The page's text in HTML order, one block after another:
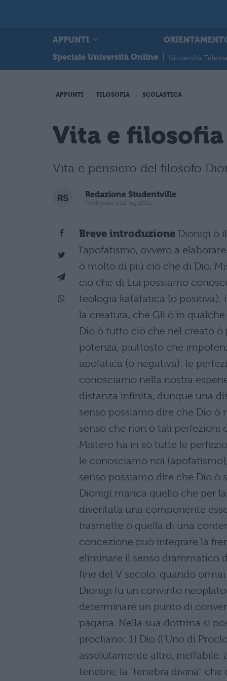
APPUNTI
Speciale Università Online
Università
APPUNTI FILOSOFIA SCOLASTICA
Vita e
Vita e pensiero del filosofo
Redazione Studentville
Pubblicato il 12 lug 2011
Breve introduzione Dionigi ò
l’apofatismo, ovvero a
ò molto di più ciò che di Dio,
ciò che di Lui possiamo
teologia katafatica (o positiva):
la creatura, che Gli ò in
Dio ò tutto ciò che nel creato
potenza, piuttosto che
apofatica (o negativa): le
conosciamo nella nostra
distanza infinita, dunque una
senso possiamo dire che Dio
senso che non ò tali perfezioni
Mistero ha in sò tutte le
le conosciamo noi
senso possiamo dire che Dio
Dionigi manca quello che per
diventata una componente
trasmette ò quella di una
concezione può integrare la
eliminare il senso drammatico
fine del V secolo, quando
Dionigi fu un convinto
determinare un punto di
pagana. Nella sua dottrina si
procliano: 1) Dio (l’Uno di
assolutamente altro, ineffabile.
tenebre, la “tenebra divina”